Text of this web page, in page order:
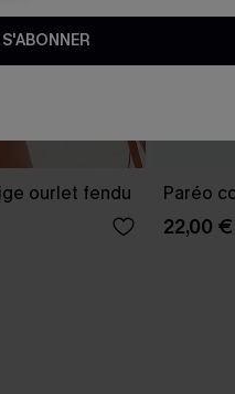
ourlet fendu Paréo
22,00 €
S'ABONNER